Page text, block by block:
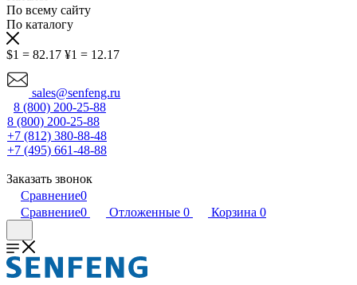
По всему сайту
По каталогу
$1 = 82.17 ¥1 = 12.17
sales@senfeng.ru
8 (800) 200-25-88
8 (800) 200-25-88
+7 (812) 380-88-48
+7 (495) 661-48-88
Заказать звонок
Сравнение0
Сравнение0 Отложенные 0 Корзина 0